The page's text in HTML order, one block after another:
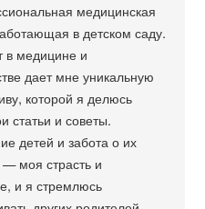
медицинская
в детском саду.
в медицине и
дает мне уникальную
которой я делюсь
статьи и советы.
детей и забота о их
— моя страсть и
и я стремлюсь